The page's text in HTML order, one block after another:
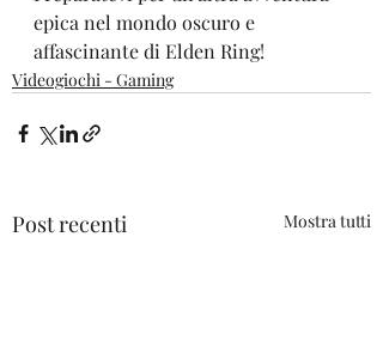
epica nel mondo oscuro e
affascinante di Elden Ring!
Videogiochi - Gaming
Post recenti Mostra tutti